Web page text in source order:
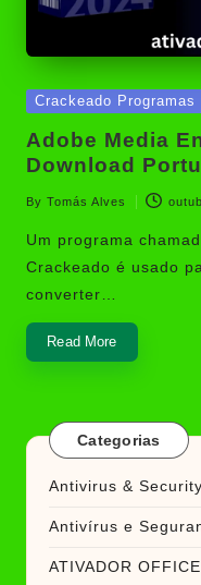
Posted
Crackeado Programas
Adobe Media
Download
Posted
by
By Tomás Alves
Um programa
Crackeado é usado
converter…
Read More
Categorias
Antivirus & Security
Antivírus e
ATIVADOR OFFICE